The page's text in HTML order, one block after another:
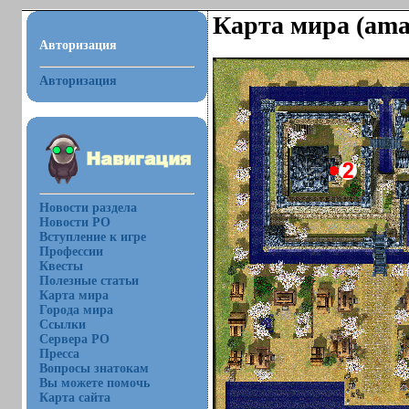
Авторизация
Авторизация
Новости раздела
Новости РО
Вступление к игре
Профессии
Квесты
Полезные статьи
Карта мира
Города мира
Ссылки
Сервера РО
Пресса
Вопросы знатокам
Вы можете помочь
Карта сайта
Карта мира